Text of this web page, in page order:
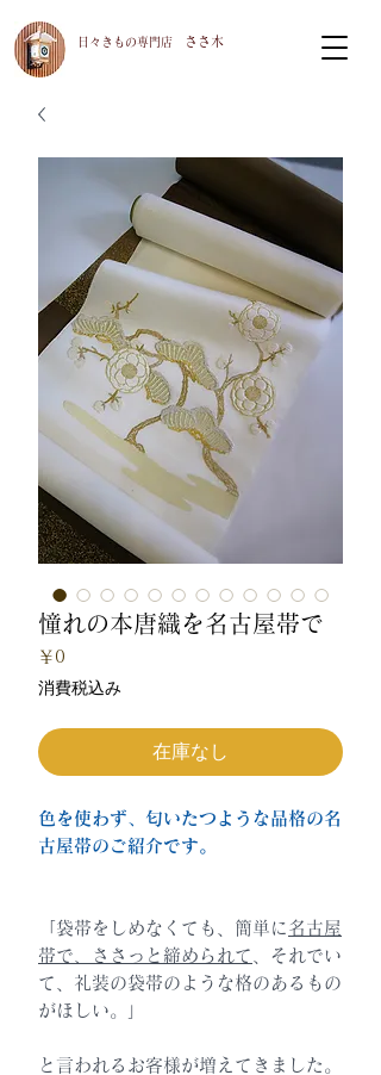
​日々きもの専門店 ささ木
憧れの本唐織を名古屋帯で
￥0
格
消費税込み
在庫なし
色を使わず、匂いたつような品格の名
古屋帯のご紹介です。
「袋帯をしめなくても、簡単に 名古屋
帯で、ささっと締められて
、それでい
て、礼装の袋帯のような格のあるもの
がほしい。」
と言われるお客様が増えてきました。